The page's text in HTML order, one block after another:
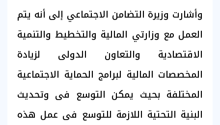
وأشارت وزيرة التضامن الاجتماعي إلى أنه يتم
العمل مع وزارتي المالية والتخطيط والتنمية
الاقتصادية والتعاون الدولى لزيادة
المخصصات المالية لبرامج الحماية الاجتماعية
المختلفة بحيث يمكن التوسع فى وتحديث
البنية التحتية اللازمة للتوسع فى عمل هذه